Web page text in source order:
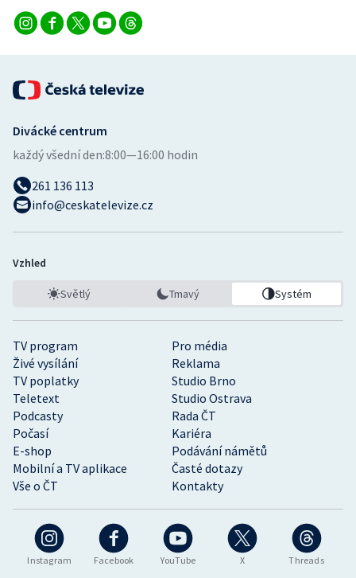
Volejbal
Instagram Facebook YouTube X Threads
TV program
Pro média
Živé vysílání
Reklama
TV poplatky
Studio Brno
Teletext
Studio Ostrava
Podcasty
Rada ČT
Počasí
Kariéra
E-shop
Podávání námětů
Mobilní a TV aplikace
Časté dotazy
Vše o ČT
Kontakty
Divácké centrum
každý všední den:8:00—16:00 hodin
261 136 113
info@ceskatelevize.cz
Vzhled
Světlý Tmavý Systém